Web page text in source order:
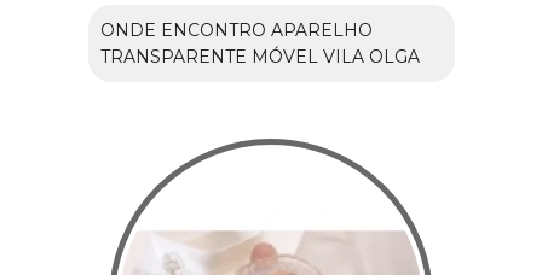
ONDE ENCONTRO APARELHO
TRANSPARENTE MÓVEL VILA OLGA